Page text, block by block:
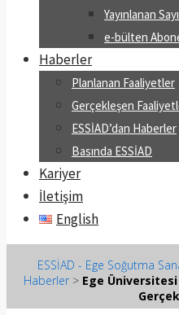
Yayınlanan
e-bülten
Haberler
Planlanan Faaliyetler
Gerçekleşen
ESSİAD’dan Haberler
Basında ESSİAD
Kariyer
İletişim
English
ESSİAD - Ege Soğutma
Haberler> Ege Üniversitesi